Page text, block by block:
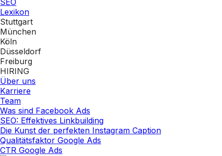
SEO
Lexikon
Stuttgart
München
Köln
Düsseldorf
Freiburg
HIRING
Über uns
Karriere
Team
Was sind Facebook Ads
SEO: Effektives Linkbuilding
Die Kunst der perfekten Instagram Caption
Qualitätsfaktor Google Ads
CTR Google Ads